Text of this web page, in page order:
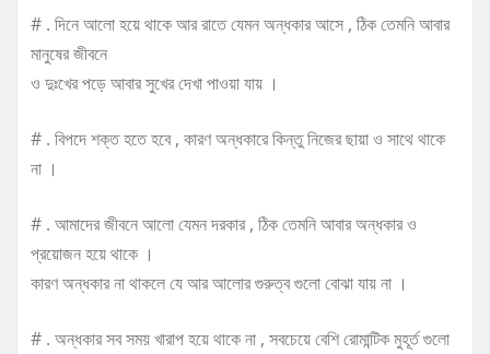
# . দিনে আলো হয়ে থাকে আর রাতে যেমন অন্ধকার আসে , ঠিক তেমনি আবার
মানুষের জীবনে
ও দুঃখের পড়ে আবার সুখের দেখা পাওয়া যায় ।
# . বিপদে শক্ত হতে হবে , কারণ অন্ধকারে কিন্তু নিজের ছায়া ও সাথে থাকে
না ।
# . আমাদের জীবনে আলো যেমন দরকার , ঠিক তেমনি আবার অন্ধকার ও
প্রয়োজন হয়ে থাকে ।
কারণ অন্ধকার না থাকলে যে আর আলোর গুরুত্ব গুলো বোঝা যায় না ।
# . অন্ধকার সব সময় খারাপ হয়ে থাকে না , সবচেয়ে বেশি রোমান্টিক মুহূর্ত গুলো